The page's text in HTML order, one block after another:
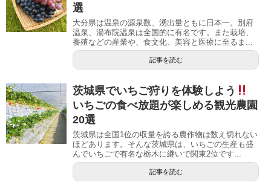
選
大分県は温泉の源泉数、湧出量ともに日本一。別府
温泉、湯布院温泉は全国的に有名です。また栽培、
養殖などの産業や、食文化、美容と医療に至るま...
記事を読む
茨城県でいちご狩りを体験しよう
いちごの食べ放題が楽しめる観光農園
20選
茨城県は全国1位の収量を誇る農作物は数え切れない
ほどあります。そんな茨城県は、いちごの生産も盛
んでいちごで有名な栃木に継いで関東2位です...
記事を読む